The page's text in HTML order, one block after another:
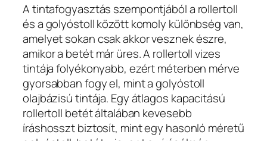
A tintafogyasztás szempontjából a rollertoll
és a golyóstoll között komoly különbség van,
amelyet sokan csak akkor vesznek észre,
amikor a betét már üres. A rollertoll vizes
tintája folyékonyabb, ezért méterben mérve
gyorsabban fogy el, mint a golyóstoll
olajbázisú tintája. Egy átlagos kapacitású
rollertoll betét általában kevesebb
íráshosszt biztosít, mint egy hasonló méretű